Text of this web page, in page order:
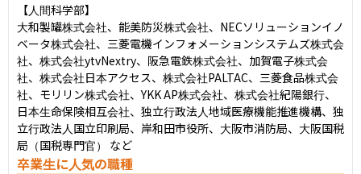
【人間科学部】
大和製罐株式会社、能美防災株式会社、NECソリューションイノ
ベータ株式会社、三菱電機インフォメーションシステムズ株式会
社、株式会社ytvNextry、阪急電鉄株式会社、加賀電子株式会
社、株式会社日本アクセス、株式会社PALTAC、三菱食品株式会
社、モリリン株式会社、YKK AP株式会社、株式会社紀陽銀行、
日本生命保険相互会社、独立行政法人地域医療機能推進機構、独
立行政法人国立印刷局、岸和田市役所、大阪市消防局、大阪国税
局（国税専門官） など
卒業生に人気の職種